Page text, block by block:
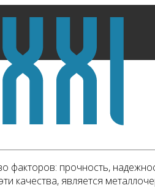
прочность,
качества, является